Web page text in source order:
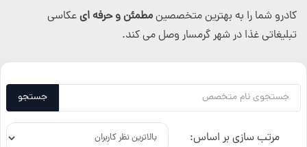
کادرو شما را به بهترین متخصصینمطمئن و حرفه ایعکاسی
تبلیغاتی غذا در شهر گرمسار وصل می کند.
جستجو
مرتب سازی بر اساس: